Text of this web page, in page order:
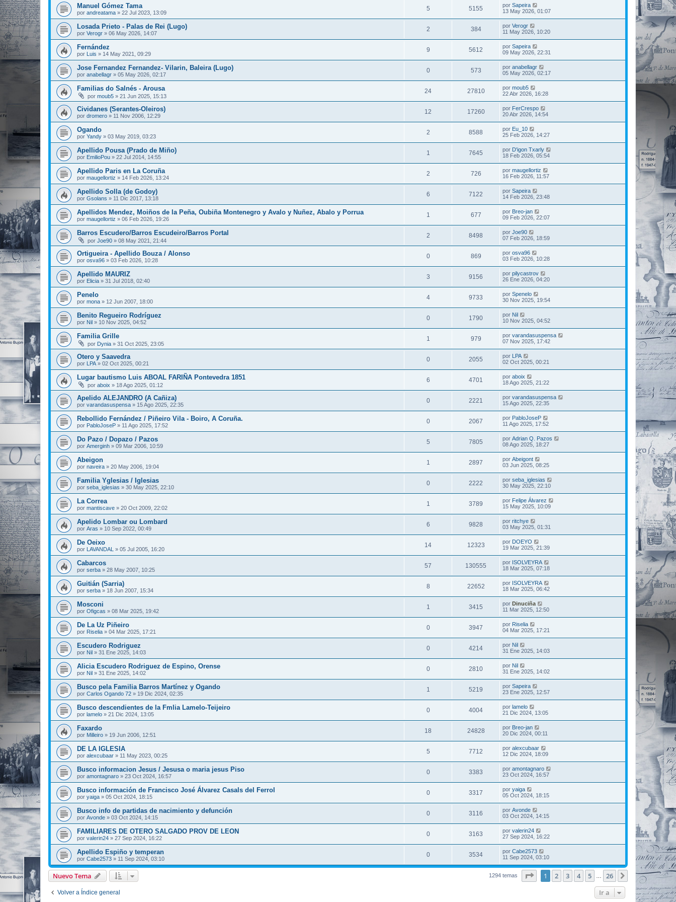
Manuel Gómez Tama
por andreatama » 22 Jul 2023, 13:09
5 5155 por Sapeira
13 May 2026, 01:07
Losada Prieto - Palas de Rei (Lugo)
por Verogr » 06 May 2026, 14:07
2 384 por Verogr
11 May 2026, 10:20
Fernández
por Luis » 14 May 2021, 09:29
9 5612 por Sapeira
09 May 2026, 22:31
Jose Fernandez Fernandez- Vilarin, Baleira (Lugo)
por anabellagr » 05 May 2026, 02:17
0 573 por anabellagr
05 May 2026, 02:17
Familias do Salnés - Arousa
por moub5 » 21 Jun 2025, 15:13
24 27810 por moub5
22 Abr 2026, 16:28
Cividanes (Serantes-Oleiros)
por dromero » 11 Nov 2006, 12:29
12 17260 por FerCrespo
20 Abr 2026, 14:54
Ogando
por Yandy » 03 May 2019, 03:23
2 8588 por Eu_10
25 Feb 2026, 14:27
Apellido Pousa (Prado de Miño)
por EmilioPou » 22 Jul 2014, 14:55
1 7645 por D'igon Txarly
18 Feb 2026, 05:54
Apellido Paris en La Coruña
por maugellortiz » 14 Feb 2026, 13:24
2 726 por maugellortiz
16 Feb 2026, 11:57
Apellido Solla (de Godoy)
por Gsolans » 11 Dic 2017, 13:18
6 7122 por Sapeira
14 Feb 2026, 23:48
Apellidos Mendez, Moiños de la Peña, Oubiña Montenegro y Avalo y Nuñez, Abalo y Porrua
por maugellortiz » 06 Feb 2026, 19:26
1 677 por Breo-jan
09 Feb 2026, 22:07
Barros Escudero/Barros Escudeiro/Barros Portal
por Joe90 » 08 May 2021, 21:44
2 8498 por Joe90
07 Feb 2026, 18:59
Ortigueira - Apellido Bouza / Alonso
por osva96 » 03 Feb 2026, 10:28
0 869 por osva96
03 Feb 2026, 10:28
Apellido MAURIZ
por Elicia » 31 Jul 2018, 02:40
3 9156 por pilycastrov
26 Ene 2026, 04:20
Penelo
por mona » 12 Jun 2007, 18:00
4 9733 por Spenelo
30 Nov 2025, 19:54
Benito Regueiro Rodríguez
por Nil » 10 Nov 2025, 04:52
0 1790 por Nil
10 Nov 2025, 04:52
Familia Grille
por Dynia » 31 Oct 2025, 23:05
1 979 por varandasuspensa
07 Nov 2025, 17:42
Otero y Saavedra
por LPA » 02 Oct 2025, 00:21
0 2055 por LPA
02 Oct 2025, 00:21
Lugar bautismo Luis ABOAL FARIÑA Pontevedra 1851
por aboix » 18 Ago 2025, 01:12
6 4701 por aboix
18 Ago 2025, 21:22
Apelido ALEJANDRO (A Cañiza)
por varandasuspensa » 15 Ago 2025, 22:35
0 2221 por varandasuspensa
15 Ago 2025, 22:35
Rebollido Fernández / Piñeiro Vila - Boiro, A Coruña.
por PabloJoseP » 11 Ago 2025, 17:52
0 2067 por PabloJoseP
11 Ago 2025, 17:52
Do Pazo / Dopazo / Pazos
por Amerginh » 09 Mar 2006, 10:59
5 7805 por Adrian Q. Pazos
08 Ago 2025, 18:27
Abeigon
por naveira » 20 May 2006, 19:04
1 2897 por Abeigont
03 Jun 2025, 08:25
Familia Yglesias / Iglesias
por seba_iglesias » 30 May 2025, 22:10
0 2222 por seba_iglesias
30 May 2025, 22:10
La Correa
por mantiscave » 20 Oct 2009, 22:02
1 3789 por Felipe Álvarez
15 May 2025, 10:09
Apelido Lombar ou Lombard
por Aras » 10 Sep 2022, 00:49
6 9828 por ritchye
03 May 2025, 01:31
De Oeixo
por LAVANDAL » 05 Jul 2005, 16:20
14 12323 por DOEYO
19 Mar 2025, 21:39
Cabarcos
por serba » 28 May 2007, 10:25
57 130555 por ISOLVEYRA
18 Mar 2025, 07:18
Guitián (Sarria)
por serba » 18 Jun 2007, 15:34
8 22652 por ISOLVEYRA
18 Mar 2025, 06:42
Mosconi
por Ofigcas » 08 Mar 2025, 19:42
1 3415 por Dinuciña
11 Mar 2025, 12:50
De La Uz Piñeiro
por Riselia » 04 Mar 2025, 17:21
0 3947 por Riselia
04 Mar 2025, 17:21
Escudero Rodriguez
por Nil » 31 Ene 2025, 14:03
0 4214 por Nil
31 Ene 2025, 14:03
Alicia Escudero Rodriguez de Espino, Orense
por Nil » 31 Ene 2025, 14:02
0 2810 por Nil
31 Ene 2025, 14:02
Busco pela Familia Barros Martínez y Ogando
por Carlos Ogando 72 » 19 Dic 2024, 02:35
1 5219 por Sapeira
23 Ene 2025, 12:57
Busco descendientes de la Fmlia Lamelo-Teijeiro
por lamelo » 21 Dic 2024, 13:05
0 4004 por lamelo
21 Dic 2024, 13:05
Faxardo
por Milleiro » 19 Jun 2006, 12:51
18 24828 por Breo-jan
20 Dic 2024, 00:11
DE LA IGLESIA
por alexcubaar » 11 May 2023, 00:25
5 7712 por alexcubaar
12 Dic 2024, 18:09
Busco informacion Jesus / Jesusa o maria jesus Piso
por amontagnaro » 23 Oct 2024, 16:57
0 3383 por amontagnaro
23 Oct 2024, 16:57
Busco información de Francisco José Álvarez Casals del Ferrol
por yaiga » 05 Oct 2024, 18:15
0 3317 por yaiga
05 Oct 2024, 18:15
Busco info de partidas de nacimiento y defunción
por Avonde » 03 Oct 2024, 14:15
0 3116 por Avonde
03 Oct 2024, 14:15
FAMILIARES DE OTERO SALGADO PROV DE LEON
por valerin24 » 27 Sep 2024, 16:22
0 3163 por valerin24
27 Sep 2024, 16:22
Apellido Espiño y temperan
por Cabe2573 » 11 Sep 2024, 03:10
0 3534 por Cabe2573
11 Sep 2024, 03:10
Nuevo Tema 1294 temas Página1 de 26
1 2 3 4 5 26 Siguiente
Volver a Índice general Ir a